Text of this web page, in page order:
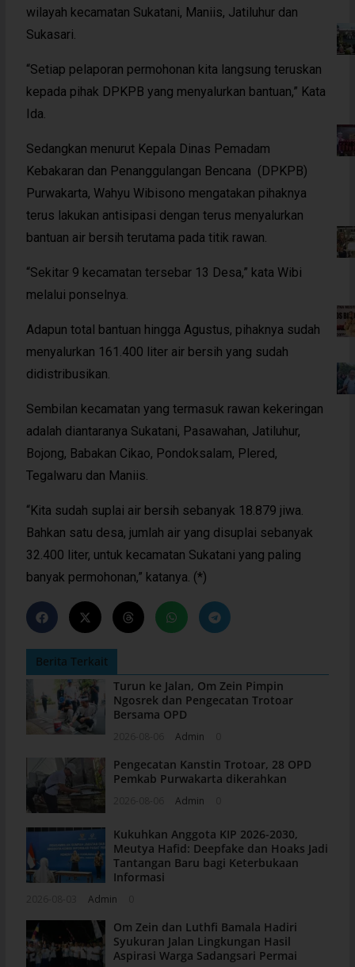
wilayah kecamatan Sukatani, Maniis, Jatiluhur dan
Sukasari.
“Setiap pelaporan permohonan kita langsung teruskan
kepada pihak DPKPB yang menyalurkan bantuan,” Kata
Ida.
Sedangkan menurut Kepala Dinas Pemadam
Kebakaran dan Penanggulangan Bencana (DPKPB)
Purwakarta, Wahyu Wibisono mengatakan pihaknya
terus lakukan antisipasi dengan terus menyalurkan
bantuan air bersih terutama pada titik rawan.
“Sekitar 9 kecamatan tersebar 13 Desa,” kata Wibi
melalui ponselnya.
Adapun total bantuan hingga Agustus, pihaknya sudah
menyalurkan 161.400 liter air bersih yang sudah
didistribusikan.
Sembilan kecamatan yang termasuk rawan kekeringan
adalah diantaranya Sukatani, Pasawahan, Jatiluhur,
Bojong, Babakan Cikao, Pondoksalam, Plered,
Tegalwaru dan Maniis.
“Kita sudah suplai air bersih sebanyak 18.879 jiwa.
Bahkan satu desa, jumlah air yang disuplai sebanyak
32.400 liter, untuk kecamatan Sukatani yang paling
banyak permohonan,” katanya. (*)
Berita Terkait
Turun ke Jalan, Om Zein Pimpin
Ngosrek dan Pengecatan Trotoar
Bersama OPD
Admin
Pengecatan Kanstin Trotoar, 28 OPD
Pemkab Purwakarta dikerahkan
Admin
Kukuhkan Anggota KIP 2026-2030,
Meutya Hafid: Deepfake dan Hoaks Jadi
Tantangan Baru bagi Keterbukaan
Informasi
Admin
Om Zein dan Luthfi Bamala Hadiri
Syukuran Jalan Lingkungan Hasil
Aspirasi Warga Sadangsari Permai